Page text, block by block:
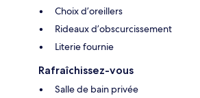
Choix d’oreillers
Rideaux d’obscurcissement
Literie fournie
Rafraîchissez-vous
Salle de bain privée